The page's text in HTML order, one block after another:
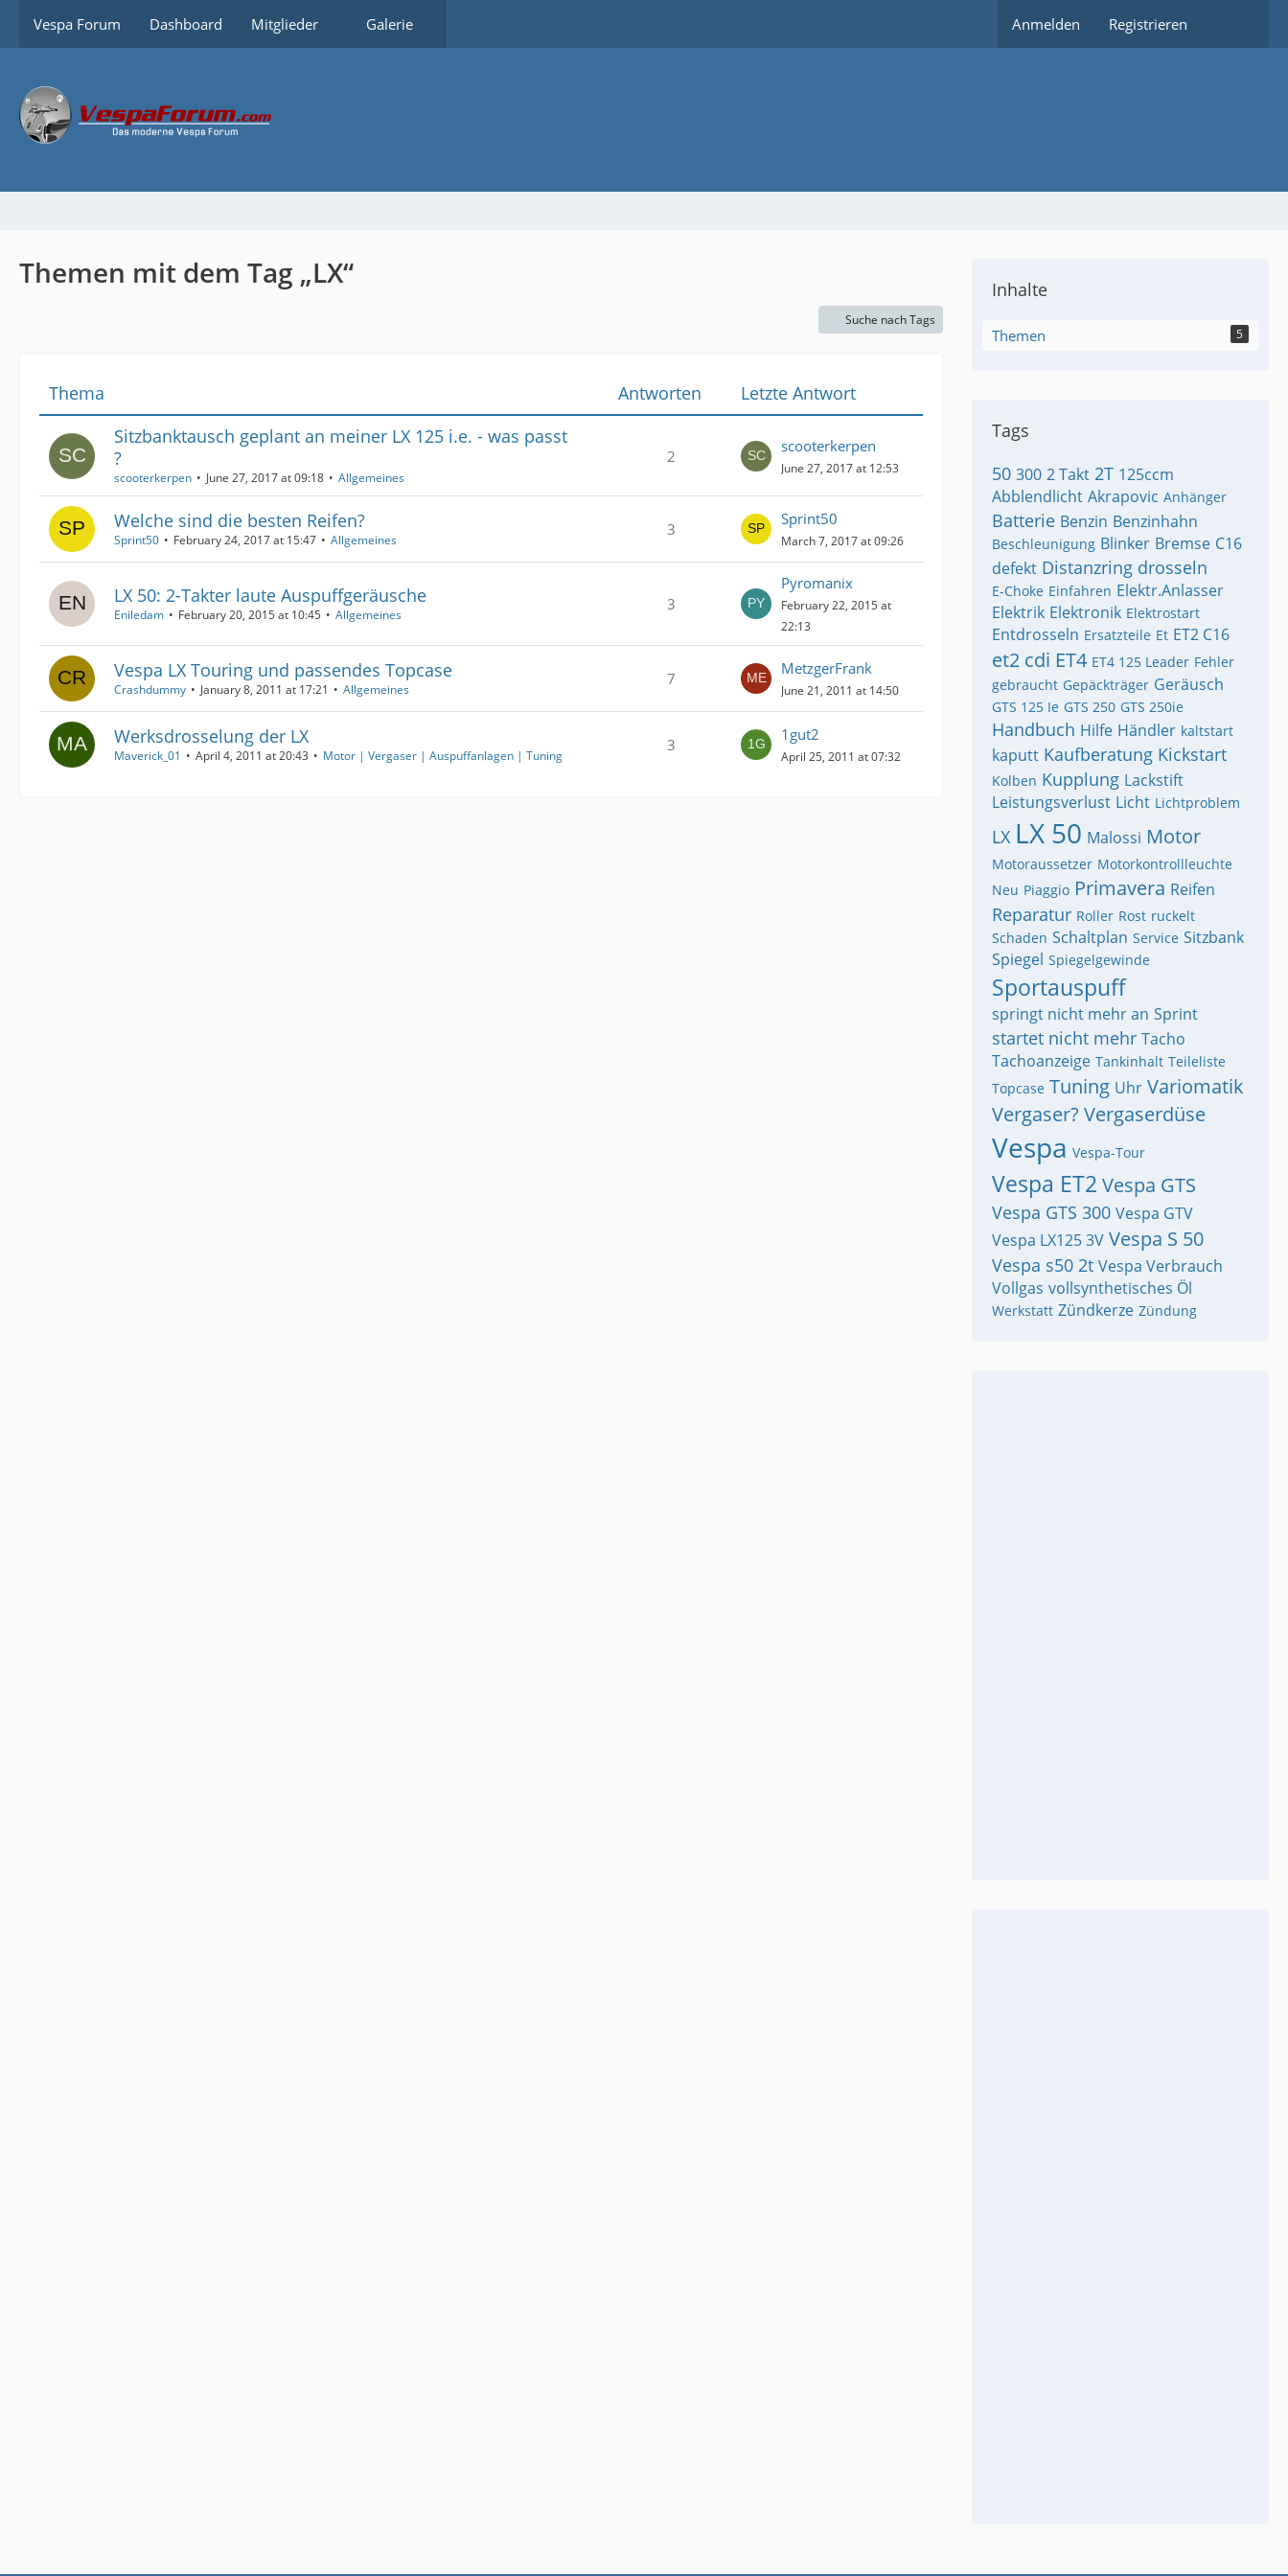
Vespa Forum Dashboard Mitglieder Galerie Anmelden Registrieren
Themen mit dem Tag „LX“
Suche nach Tags
Thema Antworten
Letzte Antwort
Sitzbanktausch geplant an meiner LX 125 i.e. - was passt
?
scooterkerpen June 27, 2017 at 09:18 Allgemeines
2
scooterkerpen
June 27, 2017 at 12:53
Welche sind die besten Reifen?
Sprint50 February 24, 2017 at 15:47 Allgemeines
3
Sprint50
March 7, 2017 at 09:26
LX 50: 2-Takter laute Auspuffgeräusche
Eniledam February 20, 2015 at 10:45 Allgemeines
3
Pyromanix
February 22, 2015 at
22:13
Vespa LX Touring und passendes Topcase
Crashdummy January 8, 2011 at 17:21 Allgemeines
7
MetzgerFrank
June 21, 2011 at 14:50
Werksdrosselung der LX
Maverick_01 April 4, 2011 at 20:43 Motor | Vergaser | Auspuffanlagen | Tuning
3
1gut2
April 25, 2011 at 07:32
Inhalte
Themen 5
Tags
50 300 2 Takt 2T 125ccm
Abblendlicht Akrapovic Anhänger
Batterie Benzin Benzinhahn
Beschleunigung Blinker Bremse C16
defekt Distanzring drosseln
E-Choke Einfahren Elektr.Anlasser
Elektrik Elektronik Elektrostart
Entdrosseln Ersatzteile Et ET2 C16
et2 cdi ET4 ET4 125 Leader Fehler
gebraucht Gepäckträger Geräusch
GTS 125 Ie GTS 250 GTS 250ie
Handbuch Hilfe Händler kaltstart
kaputt Kaufberatung Kickstart
Kolben Kupplung Lackstift
Leistungsverlust Licht Lichtproblem
LX LX 50 Malossi Motor
Motoraussetzer Motorkontrollleuchte
Neu Piaggio Primavera Reifen
Reparatur Roller Rost ruckelt
Schaden Schaltplan Service Sitzbank
Spiegel Spiegelgewinde
Sportauspuff
springt nicht mehr an Sprint
startet nicht mehr Tacho
Tachoanzeige Tankinhalt Teileliste
Topcase Tuning Uhr Variomatik
Vergaser? Vergaserdüse
Vespa Vespa-Tour
Vespa ET2 Vespa GTS
Vespa GTS 300 Vespa GTV
Vespa LX125 3V Vespa S 50
Vespa s50 2t Vespa Verbrauch
Vollgas vollsynthetisches Öl
Werkstatt Zündkerze Zündung